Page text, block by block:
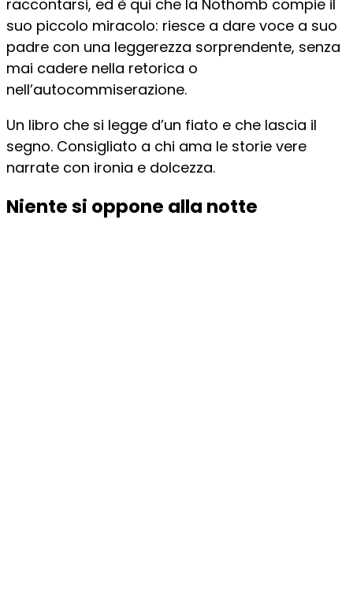
raccontarsi, ed è qui che la Nothomb compie il
suo piccolo miracolo: riesce a dare voce a suo
padre con una leggerezza sorprendente, senza
mai cadere nella retorica o
nell’autocommiserazione.
Un libro che si legge d’un fiato e che lascia il
segno. Consigliato a chi ama le storie vere
narrate con ironia e dolcezza.
Niente si oppone alla notte